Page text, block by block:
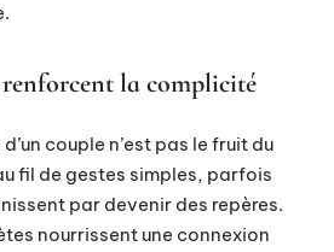
renforcent la complicité
couple n’est pas le fruit du
fil de gestes simples, parfois
par devenir des repères.
nourrissent une connexion